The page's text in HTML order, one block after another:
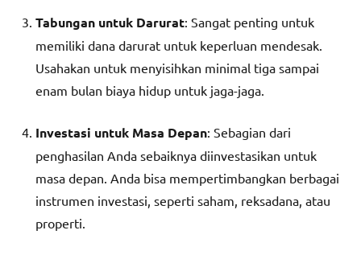
Tabungan untuk Darurat: Sangat penting untuk
memiliki dana darurat untuk keperluan mendesak.
Usahakan untuk menyisihkan minimal tiga sampai
enam bulan biaya hidup untuk jaga-jaga.
Investasi untuk Masa Depan: Sebagian dari
penghasilan Anda sebaiknya diinvestasikan untuk
masa depan. Anda bisa mempertimbangkan berbagai
instrumen investasi, seperti saham, reksadana, atau
properti.